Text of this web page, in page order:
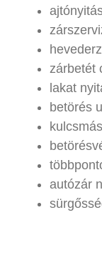
zárbetét
lakat
betörés
autózár